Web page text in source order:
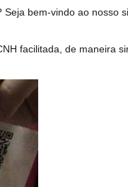
bem-vindo ao
facilitada, de maneira